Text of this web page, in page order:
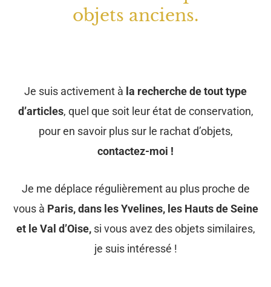
objets anciens.
Je suis activement à la recherche de tout type
d’articles, quel que soit leur état de conservation,
pour en savoir plus sur le rachat d’objets,
contactez-moi !
Je me déplace régulièrement au plus proche de
vous à Paris, dans les Yvelines, les Hauts de Seine
et le Val d’Oise, si vous avez des objets similaires,
je suis intéressé !